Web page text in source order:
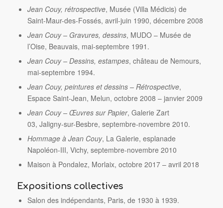
Jean Couy, rétrospective, Musée (Villa Médicis) de
Saint-Maur-des-Fossés, avril-juin 1990, décembre 2008
Jean Couy – Gravures, dessins, MUDO – Musée de
l’Oise, Beauvais, mai-septembre 1991.
Jean Couy – Dessins, estampes, château de Nemours,
mai-septembre 1994.
Jean Couy, peintures et dessins – Rétrospective,
Espace Saint-Jean, Melun, octobre 2008 – janvier 2009
Jean Couy – Œuvres sur Papier, Galerie Zart
03, Jaligny-sur-Besbre, septembre-novembre 2010.
Hommage à Jean Couy, La Galerie, esplanade
Napoléon-III, Vichy, septembre-novembre 2010
Maison à Pondalez, Morlaix, octobre 2017 – avril 2018
Expositions collectives
Salon des indépendants, Paris, de 1930 à 1939.